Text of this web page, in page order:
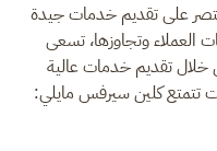
على تقديم خدمات جيدة
العملاء وتجاوزها، تسعى
خلال تقديم خدمات عالية
تتمتع كلين سيرفس مايلي: